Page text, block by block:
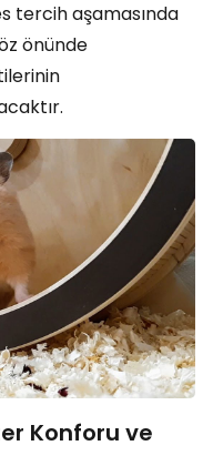
tercih aşamasında
önünde
Konforu ve